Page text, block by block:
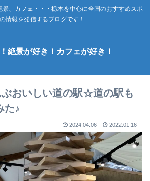
、カフェ・・・栃木を中心に全国のおすすめスポ
情報を発信するブログです！
絶景が好き！カフェが好き！
ぶおいしい道の駅☆道の駅も
た♪
2024.04.06 2022.01.16